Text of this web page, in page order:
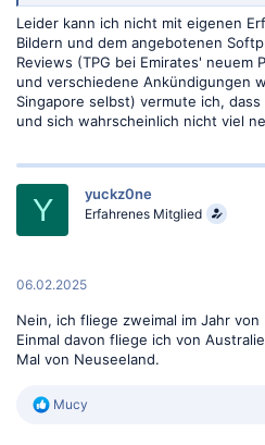
Leider kann ich nicht mit eigenen
Bildern und dem angebotenen
Reviews (TPG bei Emirates' neuem
und verschiedene Ankündigungen
Singapore selbst) vermute ich,
und sich wahrscheinlich nicht viel
Y yuckz0ne
Erfahrenes Mitglied
06.02.2025
Nein, ich fliege zweimal im Jahr
Einmal davon fliege ich von
Mal von Neuseeland.
R
Mucy